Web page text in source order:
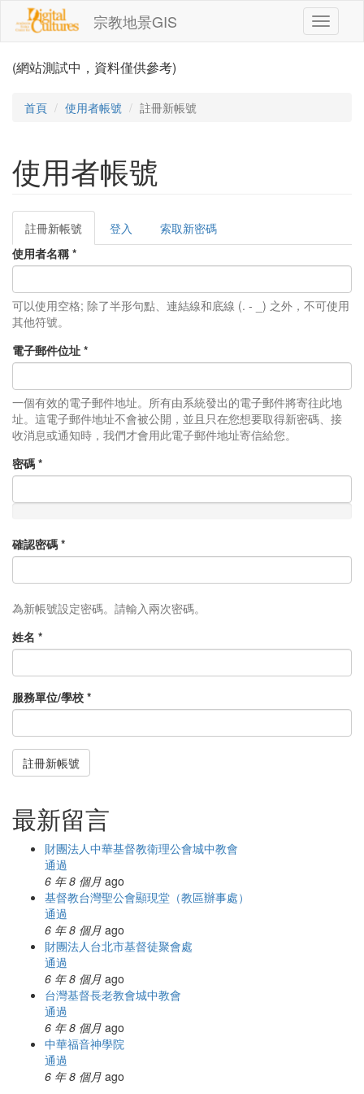
移至主內容
宗教地景GIS
Toggle
(網站測試中，資料僅供參考)
首頁 使用者帳號 註冊新帳號
使用者帳號
主要索引標籤
註冊新帳號
籤)
登入
索取新密碼
使用者名稱 *
可以使用空格; 除了半形句點、連結線和底線 (. - _) 之外，不可使用
其他符號。
電子郵件位址 *
一個有效的電子郵件地址。所有由系統發出的電子郵件將寄往此地
址。這電子郵件地址不會被公開，並且只在您想要取得新密碼、接
收消息或通知時，我們才會用此電子郵件地址寄信給您。
密碼 *
確認密碼 *
為新帳號設定密碼。請輸入兩次密碼。
姓名 *
服務單位/學校 *
註冊新帳號
最新留言
財團法人中華基督教衛理公會城中教會
通過
6 年 8 個月 ago
基督教台灣聖公會顯現堂（教區辦事處）
通過
6 年 8 個月 ago
財團法人台北市基督徒聚會處
通過
6 年 8 個月 ago
台灣基督長老教會城中教會
通過
6 年 8 個月 ago
中華福音神學院
通過
6 年 8 個月 ago